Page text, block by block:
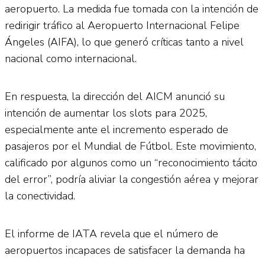
aeropuerto. La medida fue tomada con la intención de
redirigir tráfico al Aeropuerto Internacional Felipe
Ángeles (AIFA), lo que generó críticas tanto a nivel
nacional como internacional.
En respuesta, la dirección del AICM anunció su
intención de aumentar los slots para 2025,
especialmente ante el incremento esperado de
pasajeros por el Mundial de Fútbol. Este movimiento,
calificado por algunos como un “reconocimiento tácito
del error”, podría aliviar la congestión aérea y mejorar
la conectividad.
El informe de IATA revela que el número de
aeropuertos incapaces de satisfacer la demanda ha